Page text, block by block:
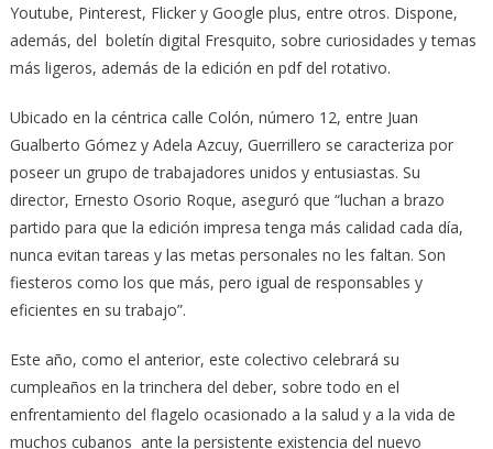
Youtube, Pinterest, Flicker y Google plus, entre otros. Dispone,
además, del boletín digital Fresquito, sobre curiosidades y temas
más ligeros, además de la edición en pdf del rotativo.
Ubicado en la céntrica calle Colón, número 12, entre Juan
Gualberto Gómez y Adela Azcuy, Guerrillero se caracteriza por
poseer un grupo de trabajadores unidos y entusiastas. Su
director, Ernesto Osorio Roque, aseguró que “luchan a brazo
partido para que la edición impresa tenga más calidad cada día,
nunca evitan tareas y las metas personales no les faltan. Son
fiesteros como los que más, pero igual de responsables y
eficientes en su trabajo”.
Este año, como el anterior, este colectivo celebrará su
cumpleaños en la trinchera del deber, sobre todo en el
enfrentamiento del flagelo ocasionado a la salud y a la vida de
muchos cubanos ante la persistente existencia del nuevo